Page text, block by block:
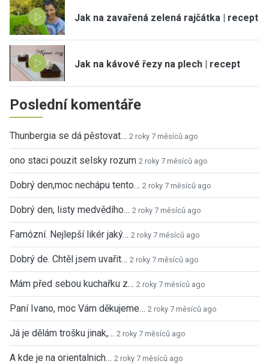
Jak na zavařená zelená rajčátka | recept
Jak na kávové řezy na plech | recept
Poslední komentáře
Thunbergia se dá pěstovat… 2 roky 7 měsíců ago
ono staci pouzit selsky rozum 2 roky 7 měsíců ago
Dobrý den,moc nechápu tento… 2 roky 7 měsíců ago
Dobrý den, listy medvědího… 2 roky 7 měsíců ago
Famózní. Nejlepší likér jaký… 2 roky 7 měsíců ago
Dobrý de. Chtěl jsem uvařit… 2 roky 7 měsíců ago
Mám před sebou kuchařku z… 2 roky 7 měsíců ago
Paní Ivano, moc Vám děkujeme… 2 roky 7 měsíců ago
Já je dělám trošku jinak,… 2 roky 7 měsíců ago
A kde je na orientalnich… 2 roky 7 měsíců ago